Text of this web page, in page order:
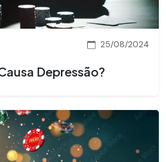
25/08/2024
Depressão?